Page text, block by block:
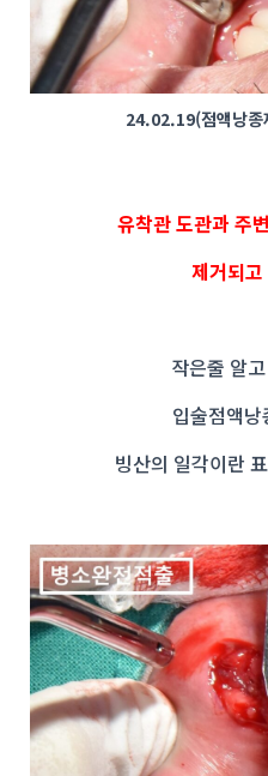
24.02.19(점액낭
유착관 도관과 주
제거되
작은줄 알
입술점액
빙산의 일각이란